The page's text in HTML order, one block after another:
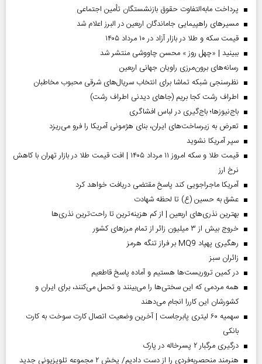
پرداخت مابه‌التفاوت حقوق بازنشستگان تأمین اجتماعی
مسیر‌های راهپیمایی جاماندگان اربعین در البرز اعلام شد
قیمت سکه و طلا در بازار آزاد در ۱۰ مرداد ۱۴۰۵
ببینید | «چهل روز » محسن چاووشی منتشر شد
رسانه‌های برون‌مرزی راویان جهانی اربعین
نظرسنجی شبکه تماشا برای انتخاب سریال‌های شرقی محبوب مخاطبان
اطراف رشت کجا بریم (جاهای دیدنی اطراف رشت)
باج‌نیوزها؛ باج‌گیری در لباس افشاگری
تعرض به زیرساخت‌های ایران، بنای هژمونی آمریکا را فرو می‌ریزد
سپر آمریکا نشوید
قیمت طلا و سکه امروز ۱۱ مرداد ۱۴۰۵ | افت قیمت طلا در بازار تهران با کاهش
نرخ ارز
آمریکا ماجراجویی کند پاسخ مقتضی دریافت خواهد کرد
عشق به حسین (ع) تا لحظه شهادت
بهترین نذری‌های اربعین | از کم هزینه‌ترین تا راحت‌ترین نذری‌ها
خروج بیش از ۳ میلیون زائر از تمام مرز‌های کشور
رهگیری پهپاد MQ9 بر فراز تنگه هرمز
‌زائران سبز
در کمین تروریست‌ها هستیم و آماده پاسخ قاطعیم
همه مردمی که این سختی‌ها را می‌بینند و تحمل می‌کنند، برای ایران و
کشورشان این کاررا انجام می‌دهند
سهمیه ۶۰ لیتری پابرجاست | آخرین وضعیت اتصال کارت سوخت به کارت
بانکی
درگیری مرگبار ۲ پسرخاله در پارک
هنرمند منحصر‌به‌فردی را از دست دادیم/ پخش ۲ مجموعه تلویزیونی جدید